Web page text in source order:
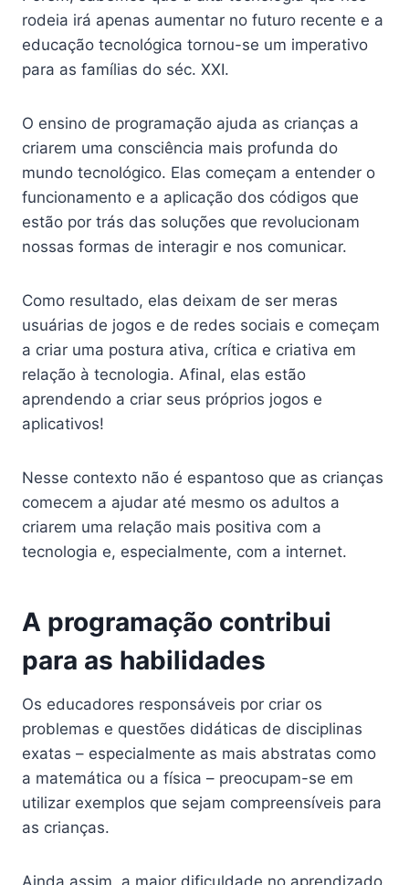
rodeia irá apenas aumentar no futuro recente e a
educação tecnológica tornou-se um imperativo
para as famílias do séc. XXI.
O ensino de programação ajuda as crianças a
criarem uma consciência mais profunda do
mundo tecnológico. Elas começam a entender o
funcionamento e a aplicação dos códigos que
estão por trás das soluções que revolucionam
nossas formas de interagir e nos comunicar.
Como resultado, elas deixam de ser meras
usuárias de jogos e de redes sociais e começam
a criar uma postura ativa, crítica e criativa em
relação à tecnologia. Afinal, elas estão
aprendendo a criar seus próprios jogos e
aplicativos!
Nesse contexto não é espantoso que as crianças
comecem a ajudar até mesmo os adultos a
criarem uma relação mais positiva com a
tecnologia e, especialmente, com a internet.
A programação contribui
para as habilidades
Os educadores responsáveis por criar os
problemas e questões didáticas de disciplinas
exatas – especialmente as mais abstratas como
a matemática ou a física – preocupam-se em
utilizar exemplos que sejam compreensíveis para
as crianças.
Ainda assim, a maior dificuldade no aprendizado